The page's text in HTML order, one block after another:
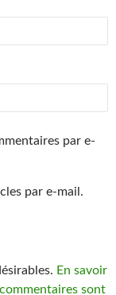
par e-
par e-mail.
En savoir
sont